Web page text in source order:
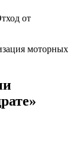
от
моторных